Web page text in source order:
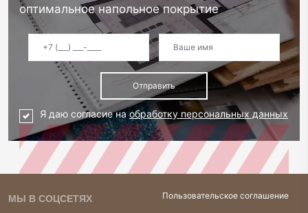
оптимальное напольное покрытие
Отправить
Я даю согласие наобработку персональных данных
Пользовательское соглашение
МЫ В СОЦСЕТЯХ